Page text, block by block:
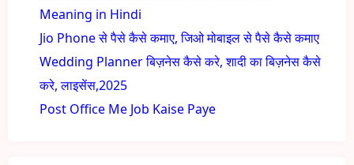
Meaning in Hindi
Jio Phone से पैसे कैसे कमाए, जिओ मोबाइल से पैसे कैसे कमाए
Wedding Planner बिज़नेस कैसे करे, शादी का बिज़नेस कैसे
करे, लाइसेंस,2025
Post Office Me Job Kaise Paye